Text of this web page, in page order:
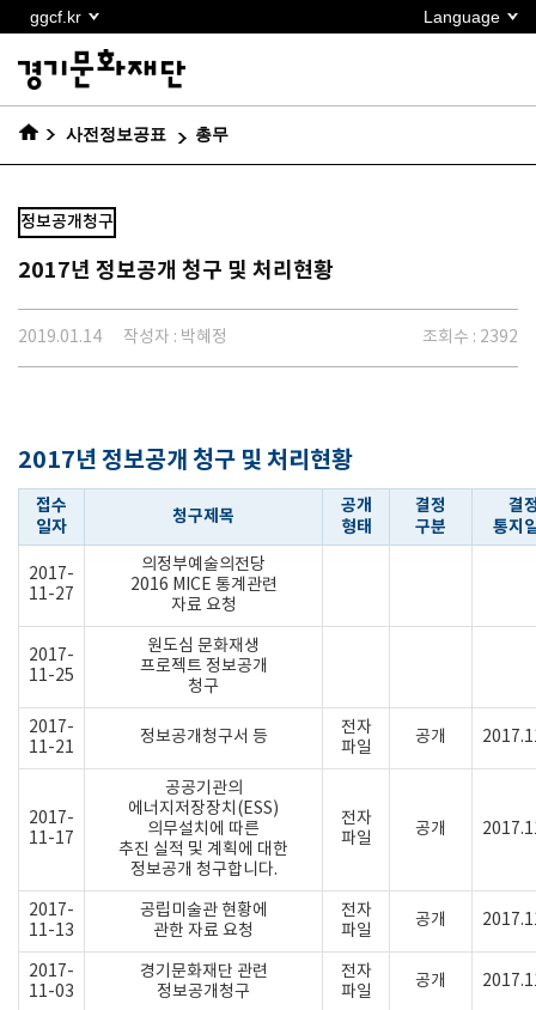
바로가기
ggcf.kr Language
사전정보공표 총무
정보공개청구
2017년 정보공개 청구 및 처리현황
2019.01.14 작성자 : 박혜정 조회수 : 2392
2017년 정보공개 청구 및 처리현황
접수
일자
청구제목
공개
형태
결정
구분
결
통지
2017-
11-27
의정부예술의전당
2016 MICE 통계관련
자료 요청
2017-
11-25
원도심 문화재생
프로젝트 정보공개
청구
2017-
11-21
정보공개청구서 등
전자
파일
공개
2017-
11-17
공공기관의
에너지저장장치(ESS)
의무설치에 따른
추진 실적 및 계획에 대한
정보공개 청구합니다.
전자
파일
공개
2017-
11-13
공립미술관 현황에
관한 자료 요청
전자
파일
공개
2017-
11-03
경기문화재단 관련
정보공개청구
전자
파일
공개